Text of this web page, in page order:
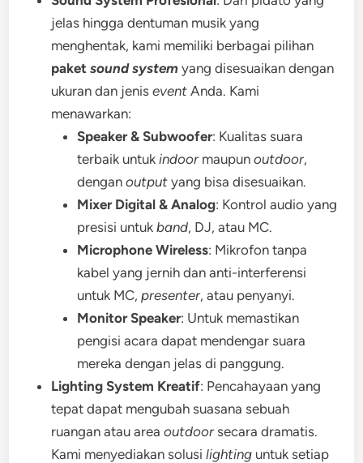
jelas hingga dentuman musik yang
menghentak, kami memiliki berbagai pilihan
paketsound system yang disesuaikan dengan
ukuran dan jenisevent Anda. Kami
menawarkan:
Speaker & Subwoofer: Kualitas suara
terbaik untukindoor maupunoutdoor,
denganoutput yang bisa disesuaikan.
Mixer Digital & Analog: Kontrol audio yang
presisi untukband, DJ, atau MC.
Microphone Wireless: Mikrofon tanpa
kabel yang jernih dan anti-interferensi
untuk MC,presenter, atau penyanyi.
Monitor Speaker: Untuk memastikan
pengisi acara dapat mendengar suara
mereka dengan jelas di panggung.
Lighting System Kreatif: Pencahayaan yang
tepat dapat mengubah suasana sebuah
ruangan atau areaoutdoor secara dramatis.
Kami menyediakan solusilighting untuk setiap